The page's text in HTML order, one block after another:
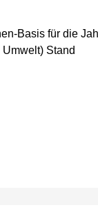
Basis für die
Stand